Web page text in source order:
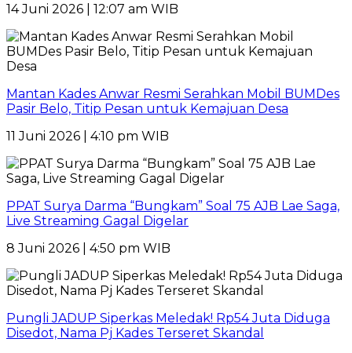
14 Juni 2026 | 12:07 am WIB
Mantan Kades Anwar Resmi Serahkan Mobil BUMDes
Pasir Belo, Titip Pesan untuk Kemajuan Desa
11 Juni 2026 | 4:10 pm WIB
PPAT Surya Darma “Bungkam” Soal 75 AJB Lae Saga,
Live Streaming Gagal Digelar
8 Juni 2026 | 4:50 pm WIB
Pungli JADUP Siperkas Meledak! Rp54 Juta Diduga
Disedot, Nama Pj Kades Terseret Skandal